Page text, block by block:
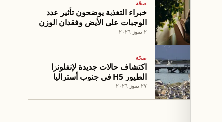
صحّة
خبراء التغذية يوضحون تأثير عدد
الوجبات على الأيض وفقدان الوزن
٢ تموز ٢٠٢٦
صحّة
اكتشاف حالات جديدة لإنفلونزا
الطيور H5 في جنوب أستراليا
٢٧ تموز ٢٠٢٦